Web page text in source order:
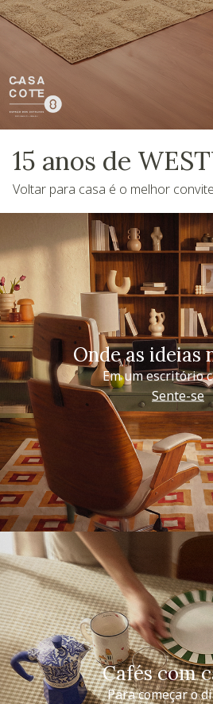
15 anos de
Voltar para casa é o melhor convite
Onde as ideias
Em um escritório
Sente-se
Cafés com
Para começar o